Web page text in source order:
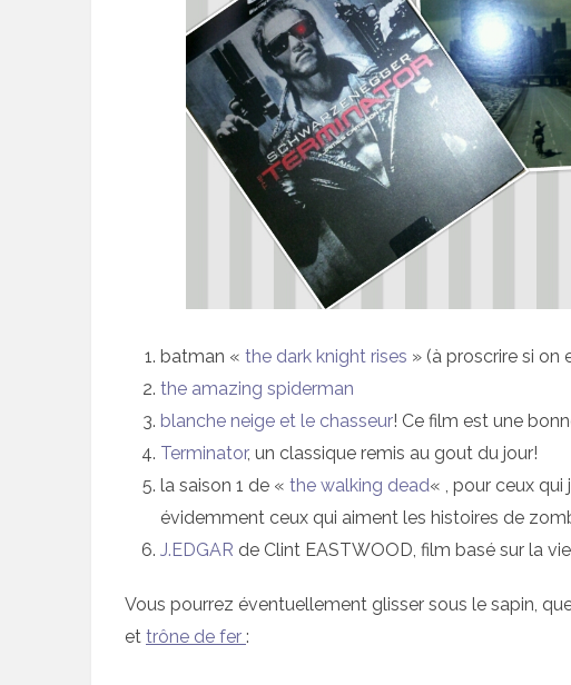
batman « the dark knight rises » (à proscrire si on
the amazing spiderman
blanche neige et le chasseur! Ce film est une
Terminator, un classique remis au gout du jour!
la saison 1 de « the walking dead« , pour ceux
évidemment ceux qui aiment les histoires de
J.EDGAR de Clint EASTWOOD, film basé sur la
Vous pourrez éventuellement glisser sous le sapin,
et trône de fer :